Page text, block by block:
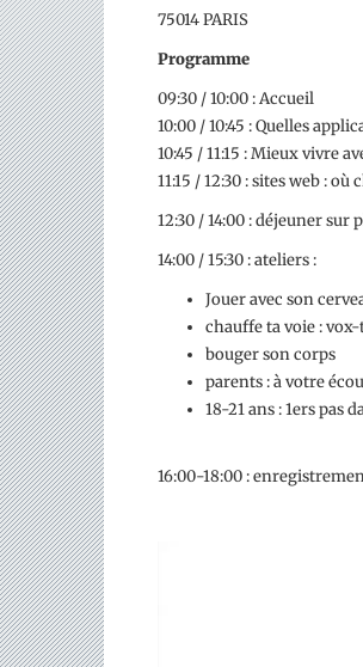
75014 PARIS
Programme
09:30 / 10:00 : Accueil
10:00 / 10:45 : Quelles
10:45 / 11:15 : Mieux vivre
11:15 / 12:30 : sites web :
12:30 / 14:00 : déjeuner sur
14:00 / 15:30 : ateliers :
Jouer avec son
chauffe ta voie :
bouger son corps
parents : à votre
18-21 ans : 1ers pas
16:00-18:00 :